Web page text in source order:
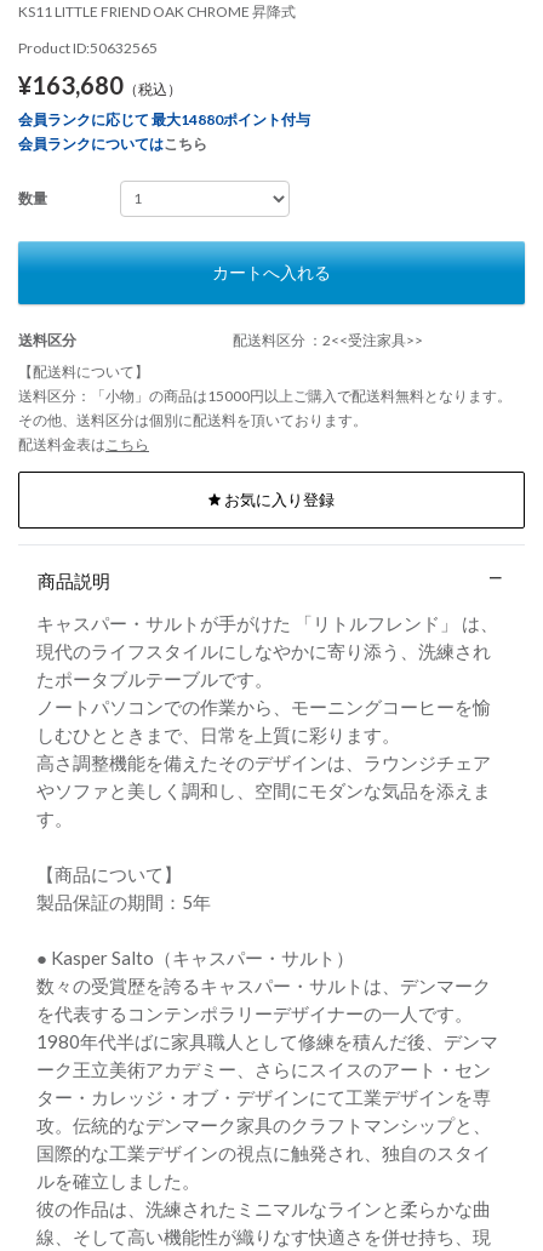
KS11 LITTLE FRIEND OAK CHROME 昇降式
Product ID:50632565
¥163,680 （税込）
会員ランクに応じて 最大14880ポイント付与
会員ランクについてはこちら
数量
カートへ入れる
送料区分
配送料区分 ：2<<受注家具>>
【配送料について】
送料区分：「小物」の商品は15000円以上ご購入で配送料無料となります。
その他、送料区分は個別に配送料を頂いております。
配送料金表は こちら
お気に入り登録
商品説明
キャスパー・サルトが手がけた 「リトルフレンド」 は、
現代のライフスタイルにしなやかに寄り添う、洗練され
たポータブルテーブルです。
ノートパソコンでの作業から、モーニングコーヒーを愉
しむひとときまで、日常を上質に彩ります。
高さ調整機能を備えたそのデザインは、ラウンジチェア
やソファと美しく調和し、空間にモダンな気品を添えま
す。
【商品について】
製品保証の期間：5年
● Kasper Salto（キャスパー・サルト）
数々の受賞歴を誇るキャスパー・サルトは、デンマーク
を代表するコンテンポラリーデザイナーの一人です。
1980年代半ばに家具職人として修練を積んだ後、デンマ
ーク王立美術アカデミー、さらにスイスのアート・セン
ター・カレッジ・オブ・デザインにて工業デザインを専
攻。伝統的なデンマーク家具のクラフトマンシップと、
国際的な工業デザインの視点に触発され、独自のスタイ
ルを確立しました。
彼の作品は、洗練されたミニマルなラインと柔らかな曲
線、そして高い機能性が織りなす快適さを併せ持ち、現